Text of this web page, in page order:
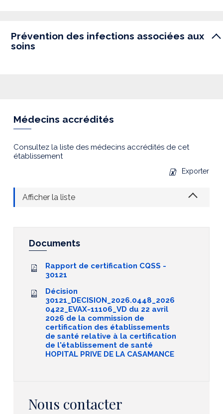
Prévention des infections associées aux
soins
Médecins accrédités
Consultez la liste des médecins accrédités de cet
établissement
Exporter
Afficher la liste
Documents
Rapport de certification CQSS -
30121
Décision
30121_DECISION_2026.0448_2026
0422_EVAX-11106_VD du 22 avril
2026 de la commission de
certification des établissements
de santé relative à la certification
de l'établissement de santé
HOPITAL PRIVE DE LA CASAMANCE
Nous contacter